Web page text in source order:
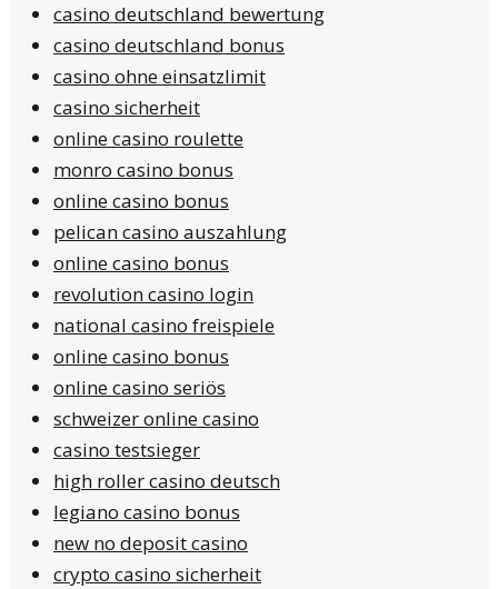
casino deutschland bewertung
casino deutschland bonus
casino ohne einsatzlimit
casino sicherheit
online casino roulette
monro casino bonus
online casino bonus
pelican casino auszahlung
online casino bonus
revolution casino login
national casino freispiele
online casino bonus
online casino seriös
schweizer online casino
casino testsieger
high roller casino deutsch
legiano casino bonus
new no deposit casino
crypto casino sicherheit